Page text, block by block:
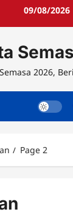
09/08/2026
2026,
Page 2